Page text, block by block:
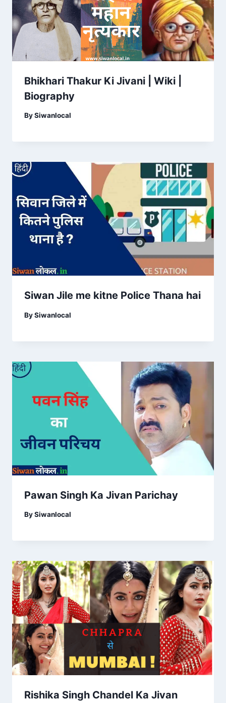
Bhikhari Thakur Ki Jivani | Wiki |
Biography
BySiwanlocal
Siwan Jile me kitne Police Thana hai
BySiwanlocal
Pawan Singh Ka Jivan Parichay
BySiwanlocal
Rishika Singh Chandel Ka Jivan